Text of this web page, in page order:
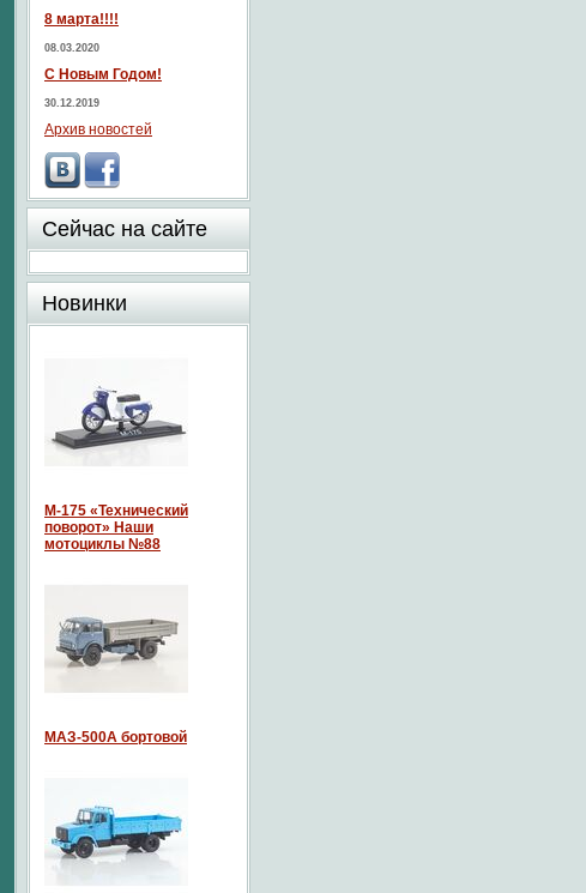
8 марта!!!!
08.03.2020
С Новым Годом!
30.12.2019
Архив новостей
Сейчас на сайте
Новинки
М-175 «Технический
поворот» Наши
мотоциклы №88
МАЗ-500А бортовой